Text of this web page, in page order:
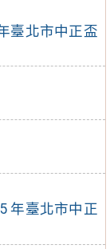
臺北市中正盃
年臺北市中正